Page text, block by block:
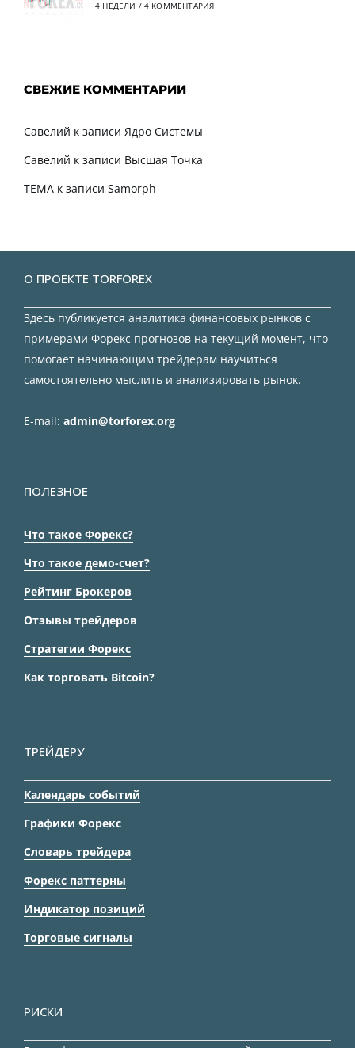
4 НЕДЕЛИ / 4 КОММЕНТАРИЯ
СВЕЖИЕ КОММЕНТАРИИ
Савелий к записи Ядро Системы
Савелий к записи Высшая Точка
TEMA к записи Samorph
О ПРОЕКТЕ TORFOREX
Здесь публикуется аналитика финансовых рынков с
примерами Форекс прогнозов на текущий момент, что
помогает начинающим трейдерам научиться
самостоятельно мыслить и анализировать рынок.
E-mail: admin@torforex.org
ПОЛЕЗНОЕ
Что такое Форекс?
Что такое демо-счет?
Рейтинг Брокеров
Отзывы трейдеров
Стратегии Форекс
Как торговать Bitcoin?
ТРЕЙДЕРУ
Календарь событий
Графики Форекс
Словарь трейдера
Форекс паттерны
Индикатор позиций
Торговые сигналы
РИСКИ